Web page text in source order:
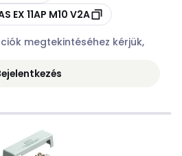
EX 11AP M10 V2A
megtekintéséhez kérjük,